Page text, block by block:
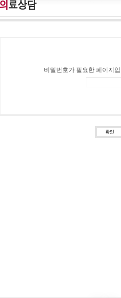
비밀번호가 필요한 페이지